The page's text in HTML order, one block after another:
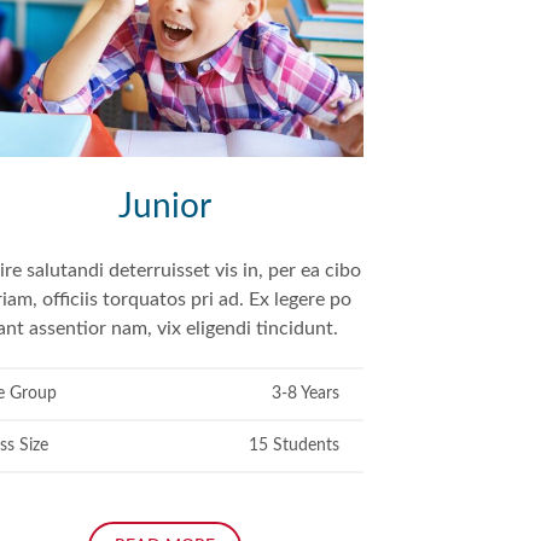
Junior
salutandi deterruisset vis in, per ea cibo
officiis torquatos pri ad. Ex legere po
assentior nam, vix eligendi tincidunt.
Group 3-8 Years
Size 15 Students